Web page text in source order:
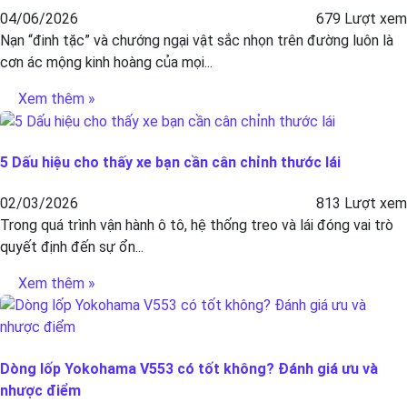
04/06/2026
679 Lượt xem
Nạn “đinh tặc” và chướng ngại vật sắc nhọn trên đường luôn là
cơn ác mộng kinh hoàng của mọi...
Xem thêm »
5 Dấu hiệu cho thấy xe bạn cần cân chỉnh thước lái
02/03/2026
813 Lượt xem
Trong quá trình vận hành ô tô, hệ thống treo và lái đóng vai trò
quyết định đến sự ổn...
Xem thêm »
Dòng lốp Yokohama V553 có tốt không? Đánh giá ưu và
nhược điểm